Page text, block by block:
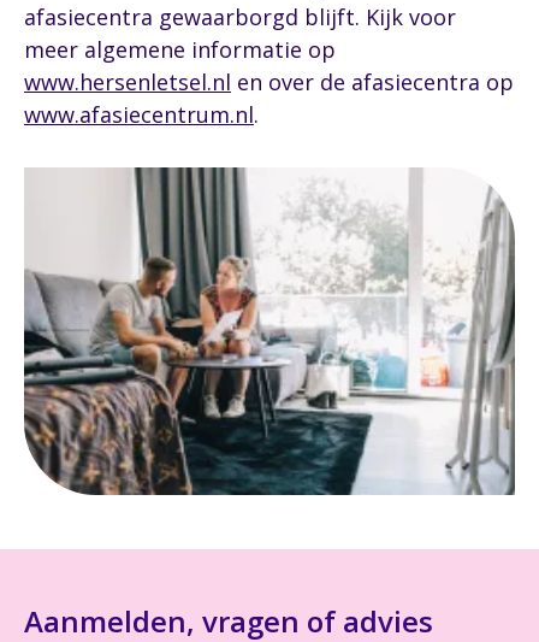
afasiecentra gewaarborgd blijft. Kijk voor
meer algemene informatie op
www.hersenletsel.nl en over de afasiecentra op
www.afasiecentrum.nl.
Aanmelden, vragen of advies